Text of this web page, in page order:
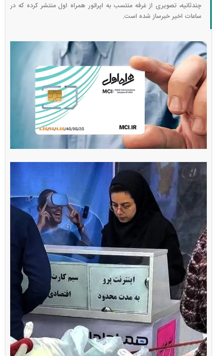
چندثانیه، تصویری از غرفه منتسب به اپراتور همراه اول منتشر کرده که در
ساعات اخیر خبرساز شده است.